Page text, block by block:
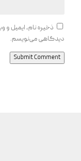
ذخیره نام، ایمیل و
دیدگاهی می‌نویسم.
Submit Comment